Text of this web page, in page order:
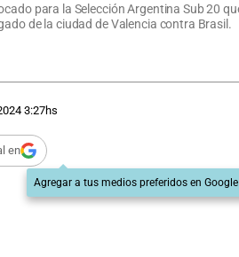
para la Selección Argentina Sub 20
de la ciudad de Valencia contra Brasil.
3:27hs
en
Agregar a tus medios preferidos en Google